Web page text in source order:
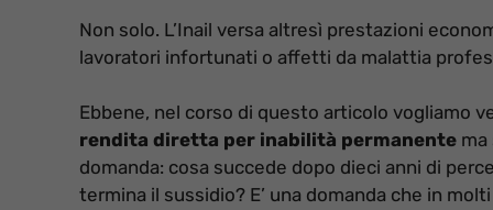
Non solo. L’Inail versa altresì prestazioni
lavoratori infortunati o affetti da malattia
Ebbene, nel corso di questo articolo vogliamo
rendita diretta per inabilità permanente
domanda: cosa succede dopo dieci anni di
termina il sussidio? E’ una domanda che in